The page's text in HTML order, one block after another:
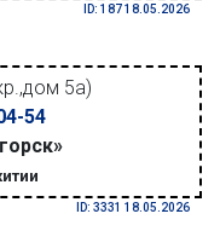
ID: 187 18.05.2026
5а)
54
ID: 3331 18.05.2026